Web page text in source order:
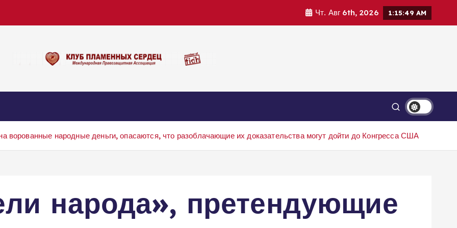
Чт. Авг 6th, 2026 1:15:50 AM
ворованные народные деньги, опасаются, что разоблачающие их доказательства могут дойти до Конгресса США
народа», претендующие